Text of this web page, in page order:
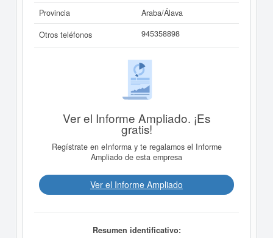
Provincia
Araba/Álava
Otros teléfonos
945358898
Ver el Informe Ampliado. ¡Es
gratis!
Regístrate en eInforma y te regalamos el Informe
Ampliado de esta empresa
Ver el Informe Ampliado
Resumen identificativo: